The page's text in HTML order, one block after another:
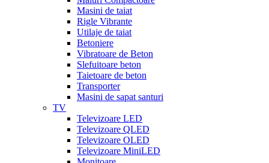
Masini de taiat
Rigle Vibrante
Utilaje de taiat
Betoniere
Vibratoare de Beton
Slefuitoare beton
Taietoare de beton
Transporter
Masini de sapat santuri
TV
Televizoare LED
Televizoare QLED
Televizoare OLED
Televizoare MiniLED